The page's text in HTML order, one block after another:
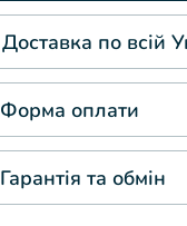
Доставка по всій
Форма оплати
Гарантія та обмін